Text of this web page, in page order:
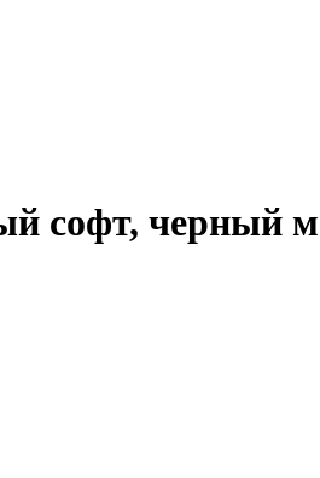
софт, черный